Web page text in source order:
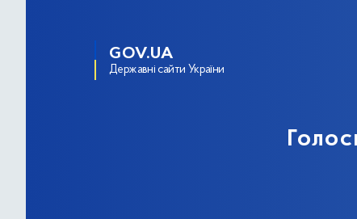
GOV.UA
Державні сайти України